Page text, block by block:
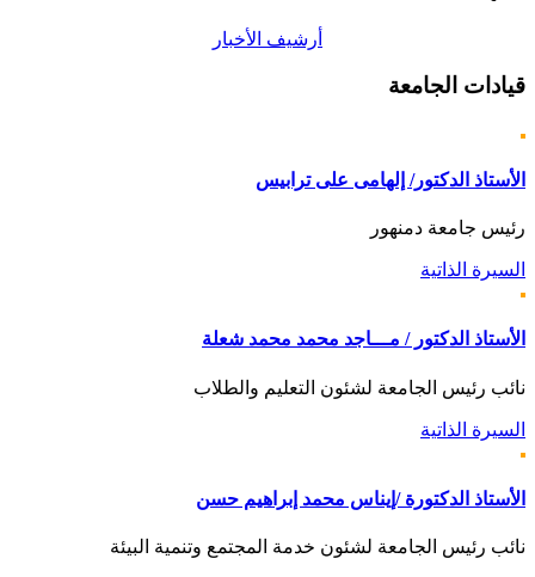
أرشيف الأخبار
قيادات الجامعة
الأستاذ الدكتور/ إلهامى على ترابيس
رئيس جامعة دمنهور
السيرة الذاتية
الأستاذ الدكتور / مـــاجد محمد محمد شعلة
نائب رئيس الجامعة لشئون التعليم والطلاب
السيرة الذاتية
الأستاذ الدكتورة /إيناس محمد إبراهيم حسن
نائب رئيس الجامعة لشئون خدمة المجتمع وتنمية البيئة